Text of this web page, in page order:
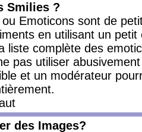
Smilies ?
Emoticons sont de
en utilisant un
liste complète des
pas utiliser
et un modérateur
des Images?